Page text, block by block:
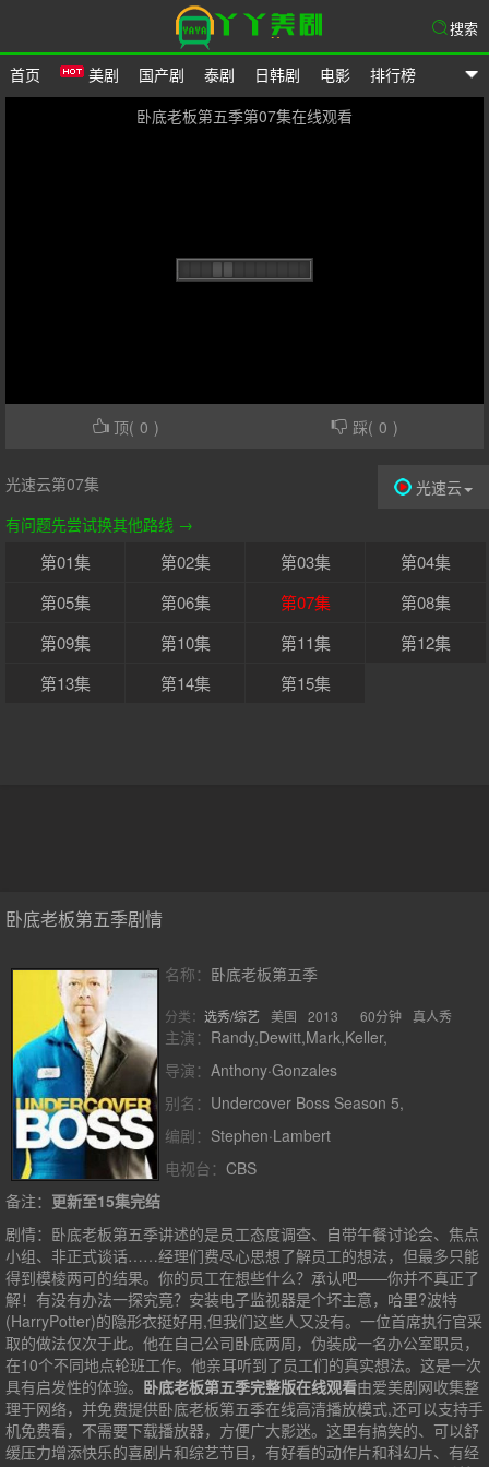
爱美剧网
首页 美剧 国产剧 泰剧 日韩剧 电影 排行榜
搜索
卧底老板第五季第07集在线观看
顶( 0 ) 踩( 0 )
光速云
光速云第07集
有问题先尝试换其他路线 →
第01集 第02集 第03集
第04集
第05集
第06集 第07集
第08集
第09集
第10集 第11集
第12集
第13集
第14集 第15集
卧底老板第五季剧情
名称： 卧底老板第五季
分类： 选秀/综艺 美国 2013 60分钟 真人秀
主演： Randy,Dewitt,Mark,Keller,
导演： Anthony·Gonzales
别名： Undercover Boss Season 5,
编剧： Stephen·Lambert
电视台： CBS
备注： 更新至15集完结
剧情： 卧底老板第五季讲述的是员工态度调查、自带午餐讨论会、焦点
小组、非正式谈话……经理们费尽心思想了解员工的想法，但最多只能
得到模棱两可的结果。你的员工在想些什么？承认吧——你并不真正了
解！有没有办法一探究竟？安装电子监视器是个坏主意，哈里?波特
(HarryPotter)的隐形衣挺好用,但我们这些人又没有。一位首席执行官采
取的做法仅次于此。他在自己公司卧底两周，伪装成一名办公室职员，
在10个不同地点轮班工作。他亲耳听到了员工们的真实想法。这是一次
具有启发性的体验。 卧底老板第五季完整版在线观看由爱美剧网收集整
理于网络，并免费提供卧底老板第五季在线高清播放模式,还可以支持手
机免费看，不需要下载播放器，方便广大影迷。这里有搞笑的、可以舒
缓压力增添快乐的喜剧片和综艺节目，有好看的动作片和科幻片、有经